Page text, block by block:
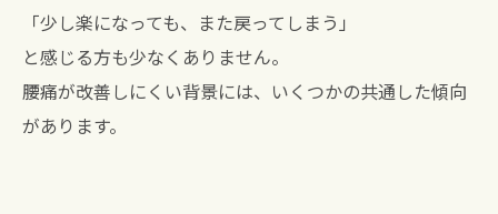
「少し楽になっても、また戻ってしまう」
と感じる方も少なくありません。
腰痛が改善しにくい背景には、いくつかの共通した傾向
があります。